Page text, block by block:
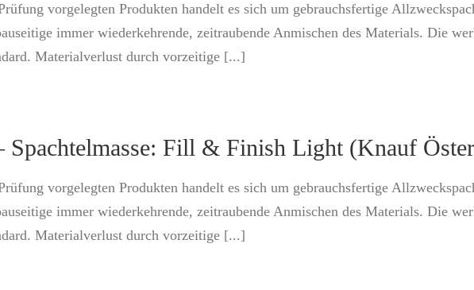
vorgelegten Produkten handelt es sich um gebrauchsfertige
immer wiederkehrende, zeitraubende Anmischen des Materials. Die
Materialverlust durch vorzeitige [...]
Spachtelmasse: Fill & Finish Light (Knauf
vorgelegten Produkten handelt es sich um gebrauchsfertige
immer wiederkehrende, zeitraubende Anmischen des Materials. Die
Materialverlust durch vorzeitige [...]